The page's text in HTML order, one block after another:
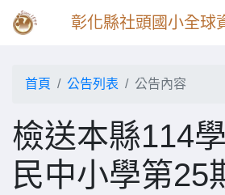
彰化縣社頭國小全球
首頁 公告列表 公告內容
檢送本縣114
民中小學第25